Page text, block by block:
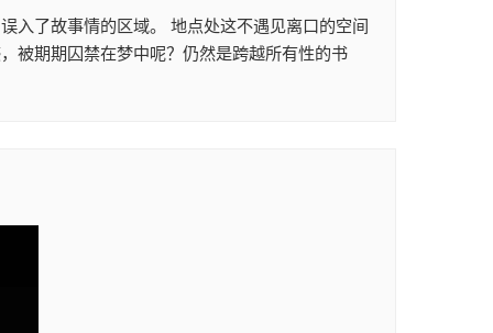
入了故事情的区域。 地点处这不遇见离口的空间
被期期囚禁在梦中呢？仍然是跨越所有性的书